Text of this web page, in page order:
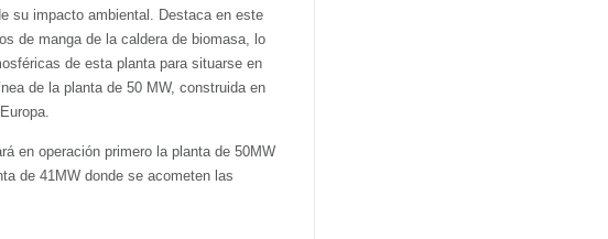
su impacto ambiental. Destaca en este
de manga de la caldera de biomasa, lo
de esta planta para situarse en
de la planta de 50 MW, construida en
en operación primero la planta de 50MW
de 41MW donde se acometen las